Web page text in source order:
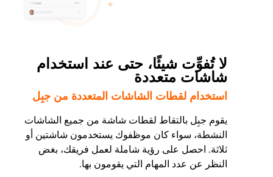
لا تُفوِّت شيئًا، حتى عند استخدام
شاشات متعددة
استخدام لقطات الشاشات المتعددة من جبِل
يقوم جبِل بالتقاط لقطات شاشة من جميع الشاشات
النشطة، سواء كان موظفوك يستخدمون شاشتين أو
ثلاثة. احصل على رؤية شاملة لعمل فريقك، بغض
النظر عن عدد المهام التي يقومون بها.